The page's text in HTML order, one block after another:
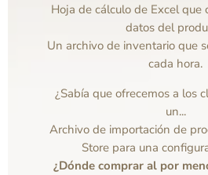
Hoja de cálculo de Excel que
datos del
Un archivo de inventario que
cada hora.
¿Sabía que ofrecemos a los
un...
Archivo de importación de
Store para una
¿Dónde comprar al por